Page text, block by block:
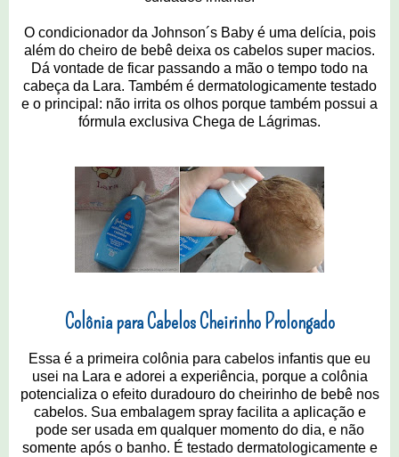
O condicionador da Johnson´s Baby é uma delícia, pois
além do cheiro de bebê deixa os cabelos super macios.
Dá vontade de ficar passando a mão o tempo todo na
cabeça da Lara. Também é dermatologicamente testado
e o principal: não irrita os olhos porque também possui a
fórmula exclusiva Chega de Lágrimas.
Colônia para Cabelos Cheirinho Prolongado
Essa é a primeira colônia para cabelos infantis que eu
usei na Lara e adorei a experiência, porque a colônia
potencializa o efeito duradouro do cheirinho de bebê nos
cabelos. Sua embalagem spray facilita a aplicação e
pode ser usada em qualquer momento do dia, e não
somente após o banho. É testado dermatologicamente e